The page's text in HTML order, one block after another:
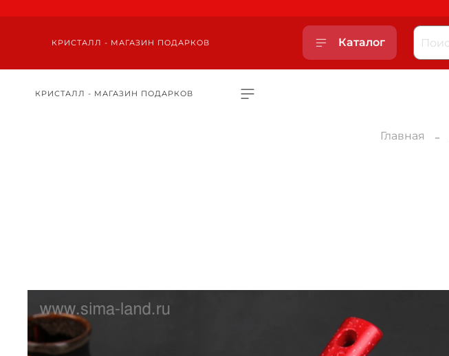
КРИСТАЛЛ - МАГАЗИН ПОДАРКОВ Каталог
КРИСТАЛЛ - МАГАЗИН ПОДАРКОВ
Главная